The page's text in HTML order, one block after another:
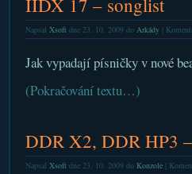
IIDX 17 – songlist
Napsal Xsoftdne 23. 10. 2009 do Arkády|
Jak vypadají písničky v nové
(Pokračování textu…)
DDR X2, DDR HP3
Napsal Xsoftdne 23. 10. 2009 do Konzole|